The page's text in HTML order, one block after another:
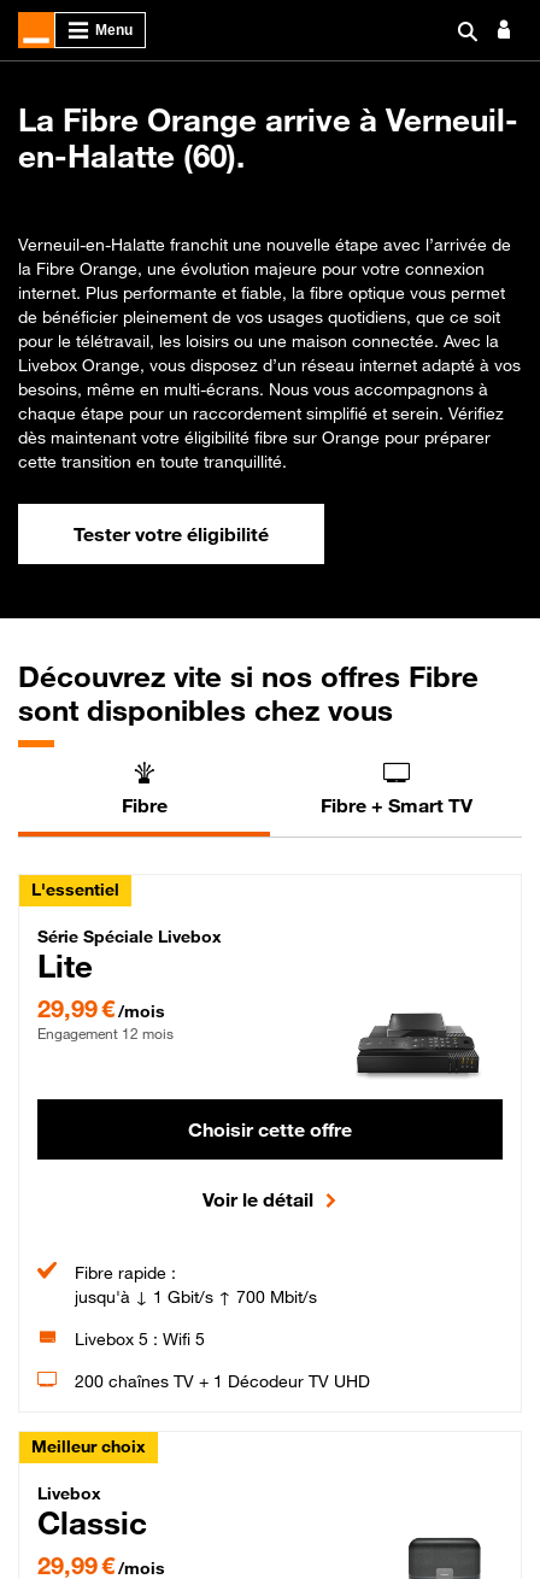
La Fibre Orange arrive à Verneuil-
en-Halatte (60).
Verneuil-en-Halatte franchit une nouvelle étape avec l’arrivée de
la Fibre Orange, une évolution majeure pour votre connexion
internet. Plus performante et fiable, la fibre optique vous permet
de bénéficier pleinement de vos usages quotidiens, que ce soit
pour le télétravail, les loisirs ou une maison connectée. Avec la
Livebox Orange, vous disposez d’un réseau internet adapté à vos
besoins, même en multi-écrans. Nous vous accompagnons à
chaque étape pour un raccordement simplifié et serein. Vérifiez
dès maintenant votre éligibilité fibre sur Orange pour préparer
cette transition en toute tranquillité.
Tester votre éligibilité
Découvrez vite si nos offres Fibre
sont disponibles chez vous
Fibre Fibre + Smart TV
L'essentiel
Série Spéciale Livebox Lite Fibre
Série Spéciale Livebox
Lite
29,99 €/mois
Engagement 12 mois
Choisir cette offre
Voir le détail
Fibre rapide :
jusqu'à ↓ 1 Gbit/s ↑ 700 Mbit/s
Livebox 5 : Wifi 5
200 chaînes TV + 1 Décodeur TV UHD
Meilleur choix
Livebox Classic Fibre
Livebox
Classic
29,99 € par mois pendant 12 mois puis 42,99 € par mois, Engagement 12 mois
29,99 €/mois